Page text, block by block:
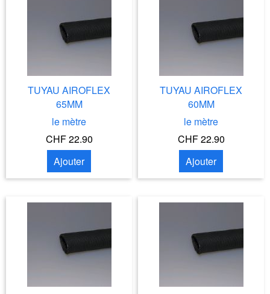
TUYAU AIROFLEX
65MM
le mètre
CHF 22.90
Ajouter
TUYAU AIROFLEX
60MM
le mètre
CHF 22.90
Ajouter